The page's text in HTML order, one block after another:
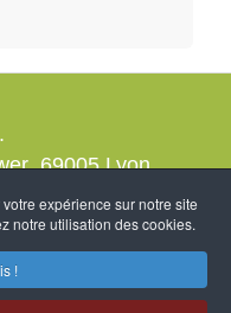
expérience sur notre site
notre utilisation des cookies.
!
69005 Lyon
NcDubourg